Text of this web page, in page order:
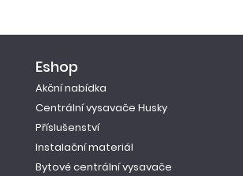
Eshop
Akční nabídka
Centrální vysavače Husky
Příslušenství
Instalační materiál
Bytové centrální vysavače